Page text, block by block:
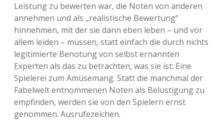
Leistung zu bewerten war, die Noten von anderen
annehmen und als „realistische Bewertung“
hinnehmen, mit der sie dann eben leben – und vor
allem leiden – müssen, statt einfach die durch nichts
legitimierte Benotung von selbst ernannten
Experten als das zu betrachten, was sie ist: Eine
Spielerei zum Amüsemang. Statt die manchmal der
Fabelwelt entnommenen Noten als Belustigung zu
empfinden, werden sie von den Spielern ernst
genommen. Ausrufezeichen.